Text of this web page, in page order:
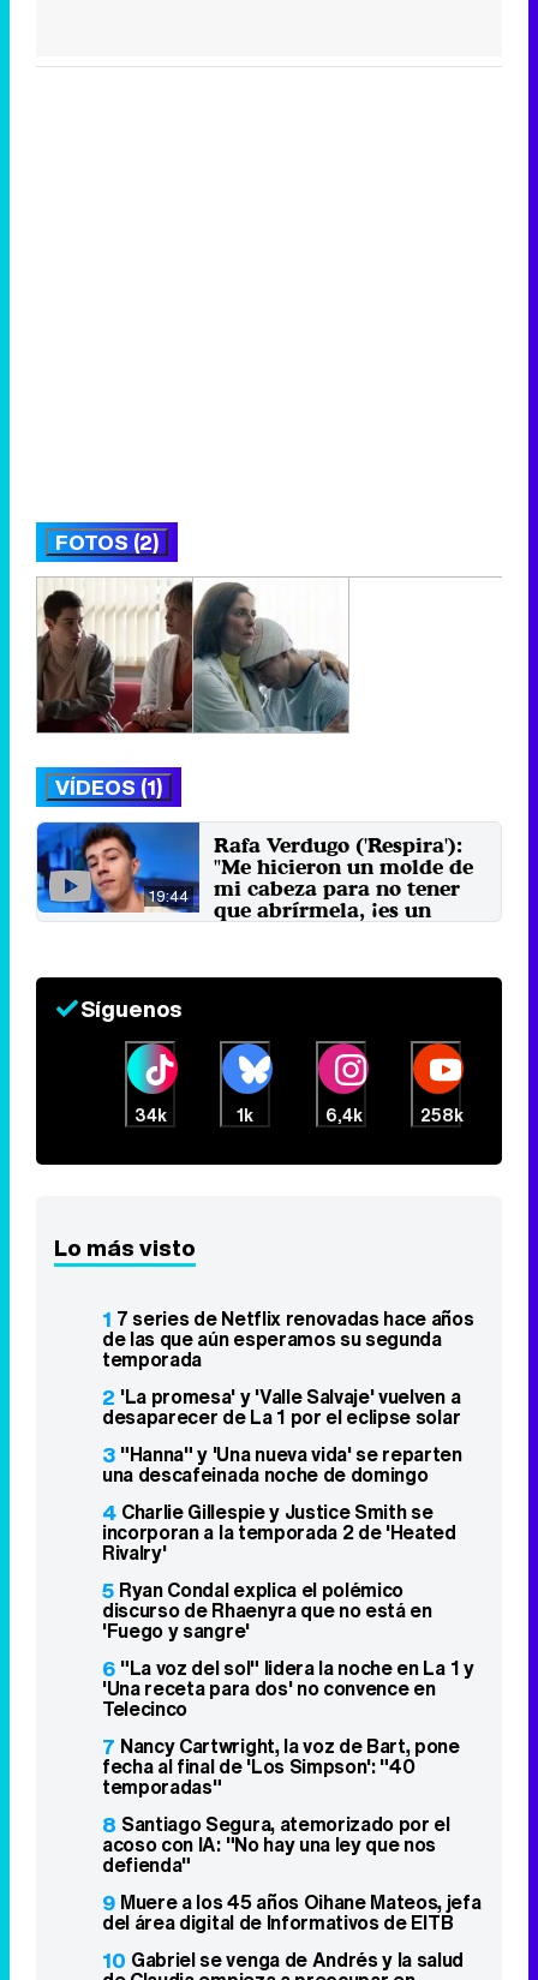
FOTOS (2)
VÍDEOS (1)
19:44
Rafa Verdugo ('Respira'):
"Me hicieron un molde de
mi cabeza para no tener
que abrírmela, ¡es un
Síguenos
34k 1k 6,4k 258k
Lo más visto
1 7 series de Netflix renovadas hace años
de las que aún esperamos su segunda
temporada
2 'La promesa' y 'Valle Salvaje' vuelven a
desaparecer de La 1 por el eclipse solar
3 "Hanna" y 'Una nueva vida' se reparten
una descafeinada noche de domingo
4 Charlie Gillespie y Justice Smith se
incorporan a la temporada 2 de 'Heated
Rivalry'
5 Ryan Condal explica el polémico
discurso de Rhaenyra que no está en
'Fuego y sangre'
6 "La voz del sol" lidera la noche en La 1 y
'Una receta para dos' no convence en
Telecinco
7 Nancy Cartwright, la voz de Bart, pone
fecha al final de 'Los Simpson': "40
temporadas"
8 Santiago Segura, atemorizado por el
acoso con IA: "No hay una ley que nos
defienda"
9 Muere a los 45 años Oihane Mateos, jefa
del área digital de Informativos de EITB
10 Gabriel se venga de Andrés y la salud